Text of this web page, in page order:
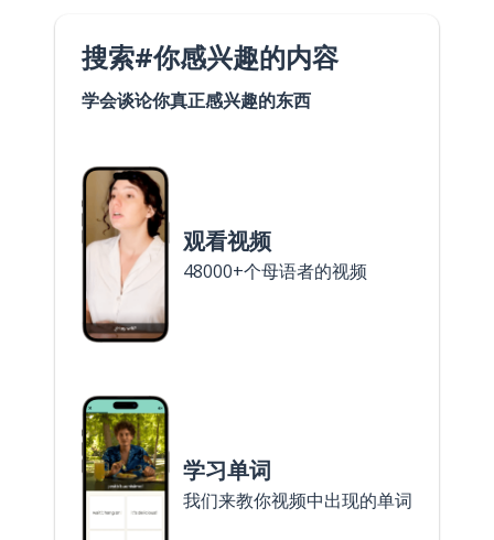
搜索#你感兴趣的内容
学会谈论你真正感兴趣的东西
观看视频
48000+个母语者的视频
学习单词
我们来教你视频中出现的单词